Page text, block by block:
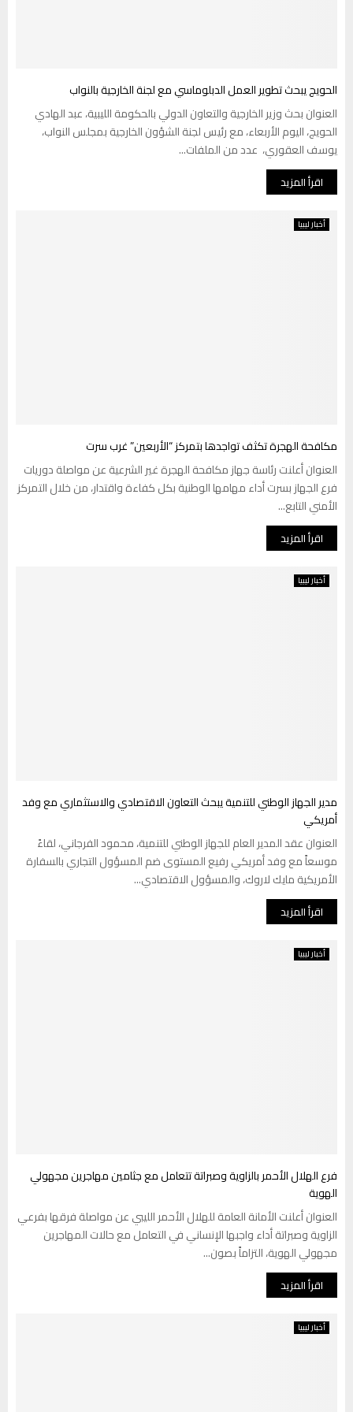
الحويج يبحث تطوير العمل الدبلوماسي مع لجنة الخارجية بالنواب
العنوان بحث وزير الخارجية والتعاون الدولي بالحكومة الليبية، عبد الهادي
الحويج، اليوم الأربعاء، مع رئيس لجنة الشؤون الخارجية بمجلس النواب،
يوسف العقوري، عدد من الملفات...
اقرأ المزيد
أخبار ليبيا
مكافحة الهجرة تكثف تواجدها بتمركز “الأربعين” غرب سرت
العنوان أعلنت رئاسة جهاز مكافحة الهجرة غير الشرعية عن مواصلة دوريات
فرع الجهاز بسرت أداء مهامها الوطنية بكل كفاءة واقتدار، من خلال التمركز
الأمني التابع...
اقرأ المزيد
أخبار ليبيا
مدير الجهاز الوطني للتنمية يبحث التعاون الاقتصادي والاستثماري مع وفد
أمريكي
العنوان عقد المدير العام للجهاز الوطني للتنمية، محمود الفرجاني، لقاءً
موسعاً مع وفد أمريكي رفيع المستوى ضم المسؤول التجاري بالسفارة
الأمريكية مايك لاروك، والمسؤول الاقتصادي...
اقرأ المزيد
أخبار ليبيا
فرع الهلال الأحمر بالزاوية وصبراتة تتعامل مع جثامين مهاجرين مجهولي
الهوية
العنوان أعلنت الأمانة العامة للهلال الأحمر الليبي عن مواصلة فرقها بفرعي
الزاوية وصبراتة أداء واجبها الإنساني في التعامل مع حالات المهاجرين
مجهولي الهوية، التزاماً بصون...
اقرأ المزيد
أخبار ليبيا